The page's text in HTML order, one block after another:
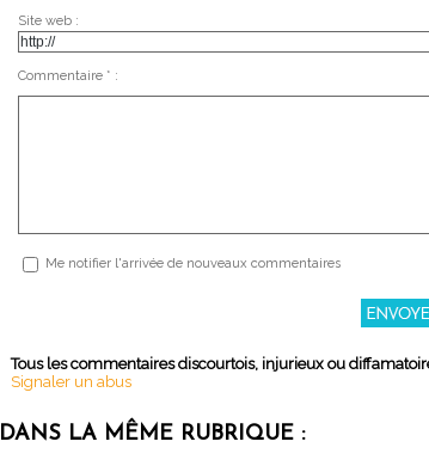
Site web :
Commentaire * :
Me notifier l'arrivée de nouveaux commentaires
Tous les commentaires discourtois, injurieux ou
Signaler un abus
DANS LA MÊME RUBRIQUE :